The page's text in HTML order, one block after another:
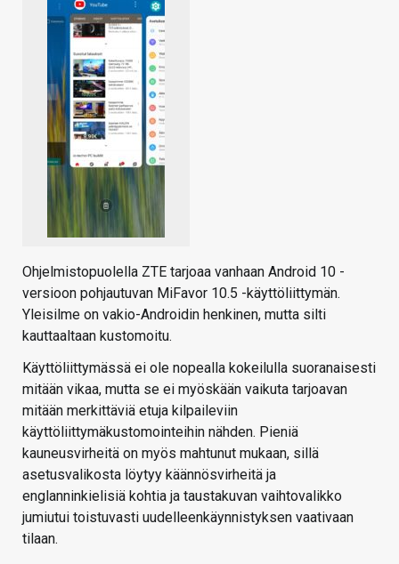
Ohjelmistopuolella ZTE tarjoaa vanhaan Android 10 -
versioon pohjautuvan MiFavor 10.5 -käyttöliittymän.
Yleisilme on vakio-Androidin henkinen, mutta silti
kauttaaltaan kustomoitu.
Käyttöliittymässä ei ole nopealla kokeilulla suoranaisesti
mitään vikaa, mutta se ei myöskään vaikuta tarjoavan
mitään merkittäviä etuja kilpaileviin
käyttöliittymäkustomointeihin nähden. Pieniä
kauneusvirheitä on myös mahtunut mukaan, sillä
asetusvalikosta löytyy käännösvirheitä ja
englanninkielisiä kohtia ja taustakuvan vaihtovalikko
jumiutui toistuvasti uudelleenkäynnistyksen vaativaan
tilaan.